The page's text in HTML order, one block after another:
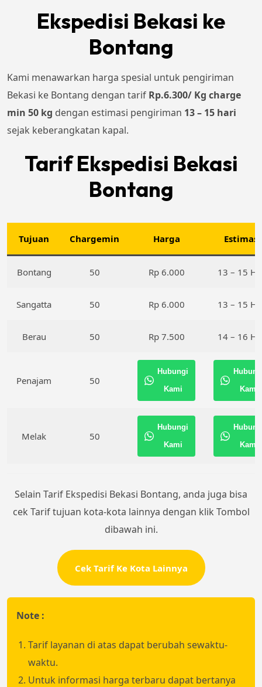
Ekspedisi Bekasi ke
Bontang
Kami menawarkan harga spesial untuk pengiriman
Bekasi ke Bontang dengan tarif Rp.6.300/ Kg charge
min 50 kg dengan estimasi pengiriman 13 – 15 hari
sejak keberangkatan kapal.
Tarif Ekspedisi Bekasi
Bontang
Tujuan Chargemin Harga Estimasi
Bontang 50 Rp 6.000 13 – 15
Sangatta 50 Rp 6.000 13 – 15
Berau 50 Rp 7.500 14 – 16
Penajam 50
Hubungi
Kami
Kami
Melak 50
Hubungi
Kami
Kami
Selain Tarif Ekspedisi Bekasi Bontang, anda juga bisa
cek Tarif tujuan kota-kota lainnya dengan klik Tombol
dibawah ini.
Cek Tarif Ke Kota Lainnya
Note :
Tarif layanan di atas dapat berubah sewaktu-
waktu.
Untuk informasi harga terbaru dapat bertanya